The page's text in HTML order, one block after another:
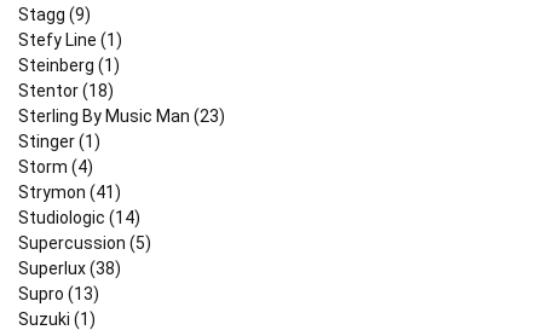
Stagg (9)
Stefy Line (1)
Steinberg (1)
Stentor (18)
Sterling By Music Man (23)
Stinger (1)
Storm (4)
Strymon (41)
Studiologic (14)
Supercussion (5)
Superlux (38)
Supro (13)
Suzuki (1)